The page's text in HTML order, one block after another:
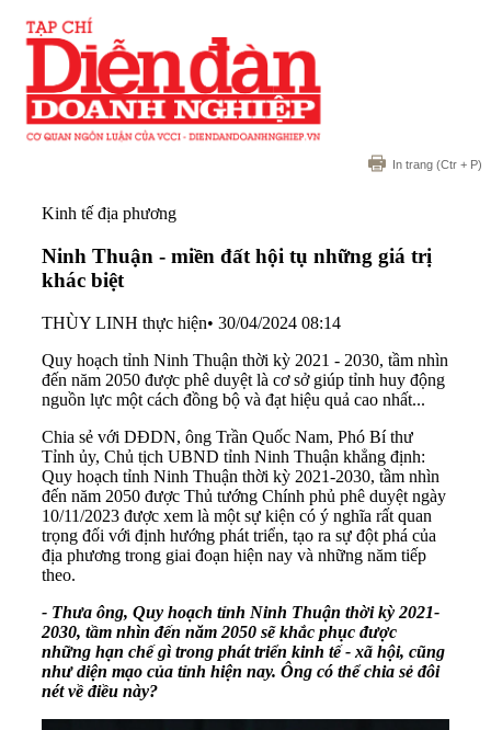
In trang (Ctr + P)
Kinh tế địa phương
Ninh Thuận - miền đất hội tụ những giá trị
khác biệt
THÙY LINH thực hiện• 30/04/2024 08:14
Quy hoạch tỉnh Ninh Thuận thời kỳ 2021 - 2030, tầm nhìn
đến năm 2050 được phê duyệt là cơ sở giúp tỉnh huy động
nguồn lực một cách đồng bộ và đạt hiệu quả cao nhất...
Chia sẻ với DĐDN, ông Trần Quốc Nam, Phó Bí thư
Tỉnh ủy, Chủ tịch UBND tỉnh Ninh Thuận khẳng định:
Quy hoạch tỉnh Ninh Thuận thời kỳ 2021-2030, tầm nhìn
đến năm 2050 được Thủ tướng Chính phủ phê duyệt ngày
10/11/2023 được xem là một sự kiện có ý nghĩa rất quan
trọng đối với định hướng phát triển, tạo ra sự đột phá của
địa phương trong giai đoạn hiện nay và những năm tiếp
theo.
- Thưa ông, Quy hoạch tỉnh Ninh Thuận thời kỳ 2021-
2030, tầm nhìn đến năm 2050 sẽ khắc phục được
những hạn chế gì trong phát triển kinh tế - xã hội, cũng
như diện mạo của tỉnh hiện nay. Ông có thể chia sẻ đôi
nét về điều này?